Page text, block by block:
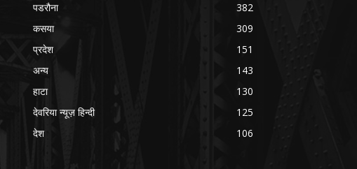
पडरौना
382
कसया
309
प्रदेश
151
अन्य
143
हाटा
130
देवरिया न्यूज़ हिन्दी
125
देश
106